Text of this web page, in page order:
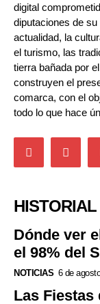
digital
diputaciones de
actualidad, la
el turismo, las
tierra bañada por
construyen el
comarca, con el
todo lo que hace
HISTORIAL
Dónde ver
el 98% del
NOTICIAS 6 de
Las Fiestas